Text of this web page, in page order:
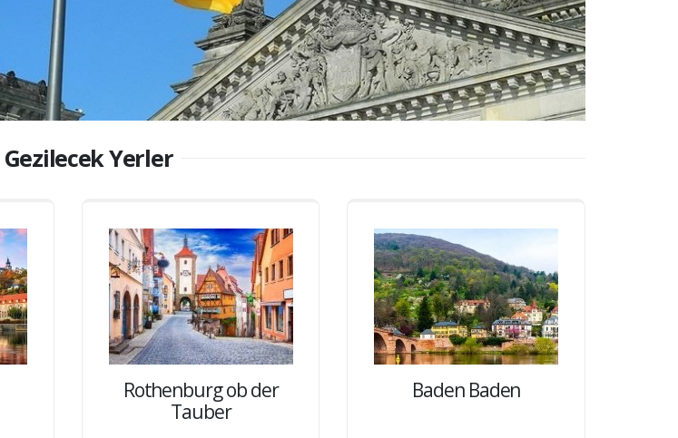
Gezilecek Yerler
Rothenburg ob der
Tauber
Baden Baden